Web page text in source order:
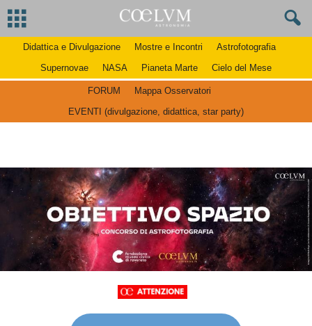
Didattica e Divulgazione Mostre e Incontri
Astrofotografia
Supernovae
NASA Pianeta Marte Cielo del Mese
FORUM
Mappa Osservatori
EVENTI (divulgazione, didattica, star party)